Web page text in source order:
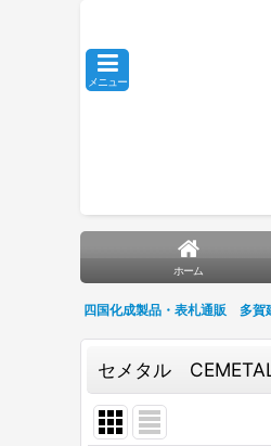
メニュー
ホーム
四国化成製品・表札通販 多賀
セメタル